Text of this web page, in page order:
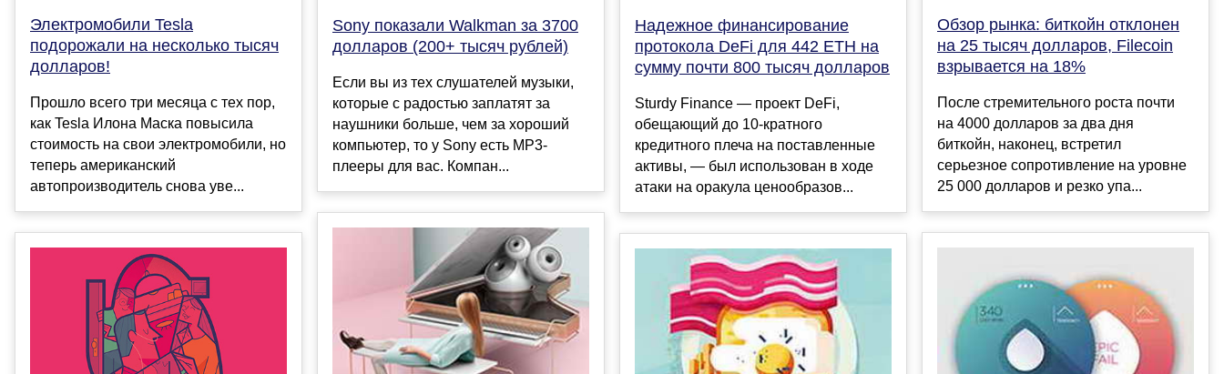
Электромобили Tesla
подорожали на несколько тысяч
долларов!
Прошло всего три месяца с тех пор,
как Tesla Илона Маска повысила
стоимость на свои электромобили, но
теперь американский
автопроизводитель снова уве...
Sony показали Walkman за 3700
долларов (200+ тысяч рублей)
Если вы из тех слушателей музыки,
которые с радостью заплатят за
наушники больше, чем за хороший
компьютер, то у Sony есть MP3-
плееры для вас. Компан...
Надежное финансирование
протокола DeFi для 442 ETH на
сумму почти 800 тысяч долларов
Sturdy Finance — проект DeFi,
обещающий до 10-кратного
кредитного плеча на поставленные
активы, — был использован в ходе
атаки на оракула ценообразов...
Обзор рынка: биткойн отклонен
на 25 тысяч долларов, Filecoin
взрывается на 18%
После стремительного роста почти
на 4000 долларов за два дня
биткойн, наконец, встретил
серьезное сопротивление на уровне
25 000 долларов и резко упа...